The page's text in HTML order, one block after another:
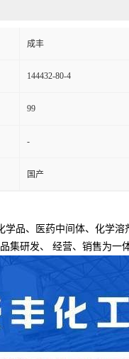
成丰
144432-80-4
99
-
国产
品、医药中间体、化学
集研发、
经营、销售为一